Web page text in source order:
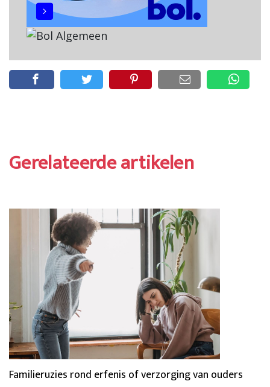
Gerelateerde artikelen
Familieruzies rond erfenis of verzorging van ouders